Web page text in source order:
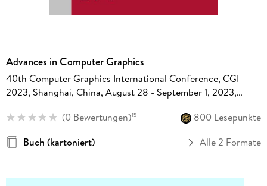
Advances in Computer Graphics
40th Computer Graphics International Conference, CGI
2023, Shanghai, China, August 28 - September 1, 2023,
(0 Bewertungen)15
800 Lesepunkte
Buch (kartoniert)
Alle 2 Formate